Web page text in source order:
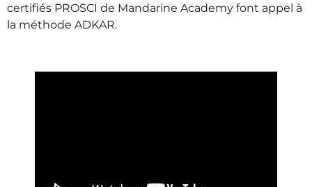
certifiés PROSCI de Mandarine Academy font appel à
la méthode ADKAR.